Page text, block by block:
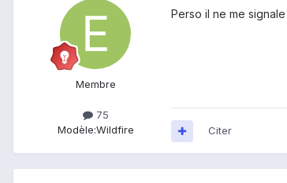
Membre
75
Modèle:Wildfire
Perso il ne me
Citer